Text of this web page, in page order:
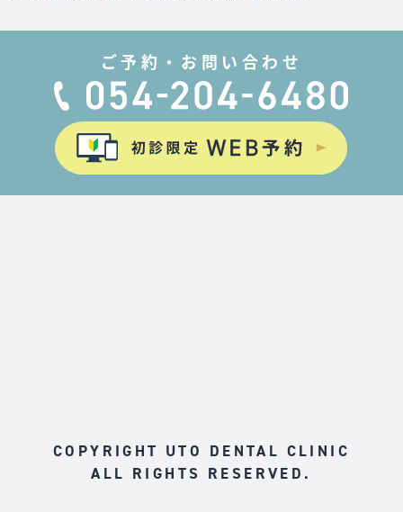
ご予約・お問い合わせ
COPYRIGHT UTO DENTAL CLINIC
ALL RIGHTS RESERVED.